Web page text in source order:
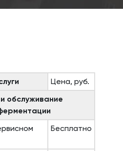
Цена, руб.
обслуживание
Бесплатно